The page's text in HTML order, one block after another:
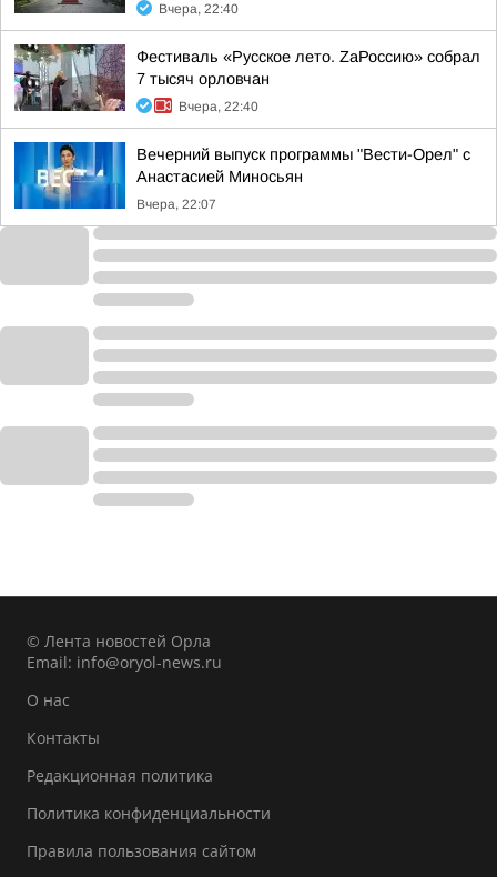
Вчера, 22:40
Фестиваль «Русское лето. ZаРоссию» собрал
7 тысяч орловчан
Вчера, 22:40
Вечерний выпуск программы "Вести-Орел" с
Анастасией Миносьян
Вчера, 22:07
© Лента новостей Орла
Email: info@oryol-news.ru
О нас
Контакты
Редакционная политика
Политика конфиденциальности
Правила пользования сайтом